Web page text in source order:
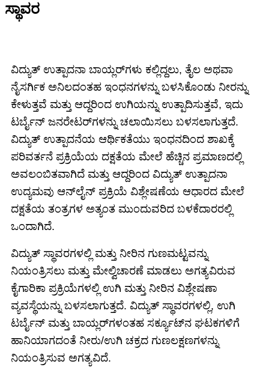
ಸ್ಥಾವರ
ವಿದ್ಯುತ್ ಉತ್ಪಾದನಾ ಬಾಯ್ಲರ್‌ಗಳು ಕಲ್ಲಿದ್ದಲು, ತೈಲ ಅಥವಾ
ನೈಸರ್ಗಿಕ ಅನಿಲದಂತಹ ಇಂಧನಗಳನ್ನು ಬಳಸಿಕೊಂಡು ನೀರನ್ನು
ಕೇಳುತ್ತವೆ ಮತ್ತು ಆದ್ದರಿಂದ ಉಗಿಯನ್ನು ಉತ್ಪಾದಿಸುತ್ತವೆ, ಇದು
ಟರ್ಬೈನ್ ಜನರೇಟರ್‌ಗಳನ್ನು ಚಲಾಯಿಸಲು ಬಳಸಲಾಗುತ್ತದೆ.
ವಿದ್ಯುತ್ ಉತ್ಪಾದನೆಯ ಆರ್ಥಿಕತೆಯು ಇಂಧನದಿಂದ ಶಾಖಕ್ಕೆ
ಪರಿವರ್ತನೆ ಪ್ರಕ್ರಿಯೆಯ ದಕ್ಷತೆಯ ಮೇಲೆ ಹೆಚ್ಚಿನ ಪ್ರಮಾಣದಲ್ಲಿ
ಅವಲಂಬಿತವಾಗಿದೆ ಮತ್ತು ಆದ್ದರಿಂದ ವಿದ್ಯುತ್ ಉತ್ಪಾದನಾ
ಉದ್ಯಮವು ಆನ್‌ಲೈನ್ ಪ್ರಕ್ರಿಯೆ ವಿಶ್ಲೇಷಣೆಯ ಆಧಾರದ ಮೇಲೆ
ದಕ್ಷತೆಯ ತಂತ್ರಗಳ ಅತ್ಯಂತ ಮುಂದುವರಿದ ಬಳಕೆದಾರರಲ್ಲಿ
ಒಂದಾಗಿದೆ.
ವಿದ್ಯುತ್ ಸ್ಥಾವರಗಳಲ್ಲಿ ಮತ್ತು ನೀರಿನ ಗುಣಮಟ್ಟವನ್ನು
ನಿಯಂತ್ರಿಸಲು ಮತ್ತು ಮೇಲ್ವಿಚಾರಣೆ ಮಾಡಲು ಅಗತ್ಯವಿರುವ
ಕೈಗಾರಿಕಾ ಪ್ರಕ್ರಿಯೆಗಳಲ್ಲಿ ಉಗಿ ಮತ್ತು ನೀರಿನ ವಿಶ್ಲೇಷಣಾ
ವ್ಯವಸ್ಥೆಯನ್ನು ಬಳಸಲಾಗುತ್ತದೆ. ವಿದ್ಯುತ್ ಸ್ಥಾವರಗಳಲ್ಲಿ, ಉಗಿ
ಟರ್ಬೈನ್ ಮತ್ತು ಬಾಯ್ಲರ್‌ಗಳಂತಹ ಸರ್ಕ್ಯೂಟ್‌ನ ಘಟಕಗಳಿಗೆ
ಹಾನಿಯಾಗದಂತೆ ನೀರು/ಉಗಿ ಚಕ್ರದ ಗುಣಲಕ್ಷಣಗಳನ್ನು
ನಿಯಂತ್ರಿಸುವ ಅಗತ್ಯವಿದೆ.